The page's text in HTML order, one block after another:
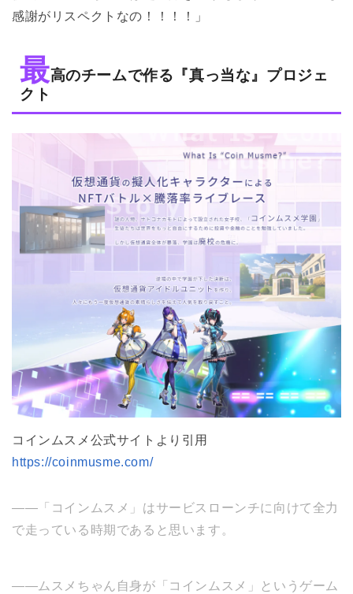
感謝がリスペクトなの！！！！」
最高のチームで作る『真っ当な』プロジェ
クト
コインムスメ公式サイトより引用
https://coinmusme.com/
――「コインムスメ」はサービスローンチに向けて全力
で走っている時期であると思います。
――ムスメちゃん自身が「コインムスメ」というゲーム